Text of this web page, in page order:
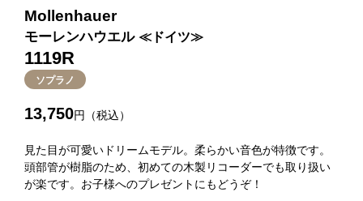
Mollenhauer
モーレンハウエル ≪ドイツ≫
1119R
ソプラノ
13,750円（税込）
見た目が可愛いドリームモデル。柔らかい音色が特徴です。
頭部管が樹脂のため、初めての木製リコーダーでも取り扱い
が楽です。お子様へのプレゼントにもどうぞ！